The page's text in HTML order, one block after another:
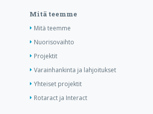
Mitä teemme
Mitä teemme
Nuorisovaihto
Projektit
Varainhankinta ja lahjoitukset
Yhteiset projektit
Rotaract ja Interact